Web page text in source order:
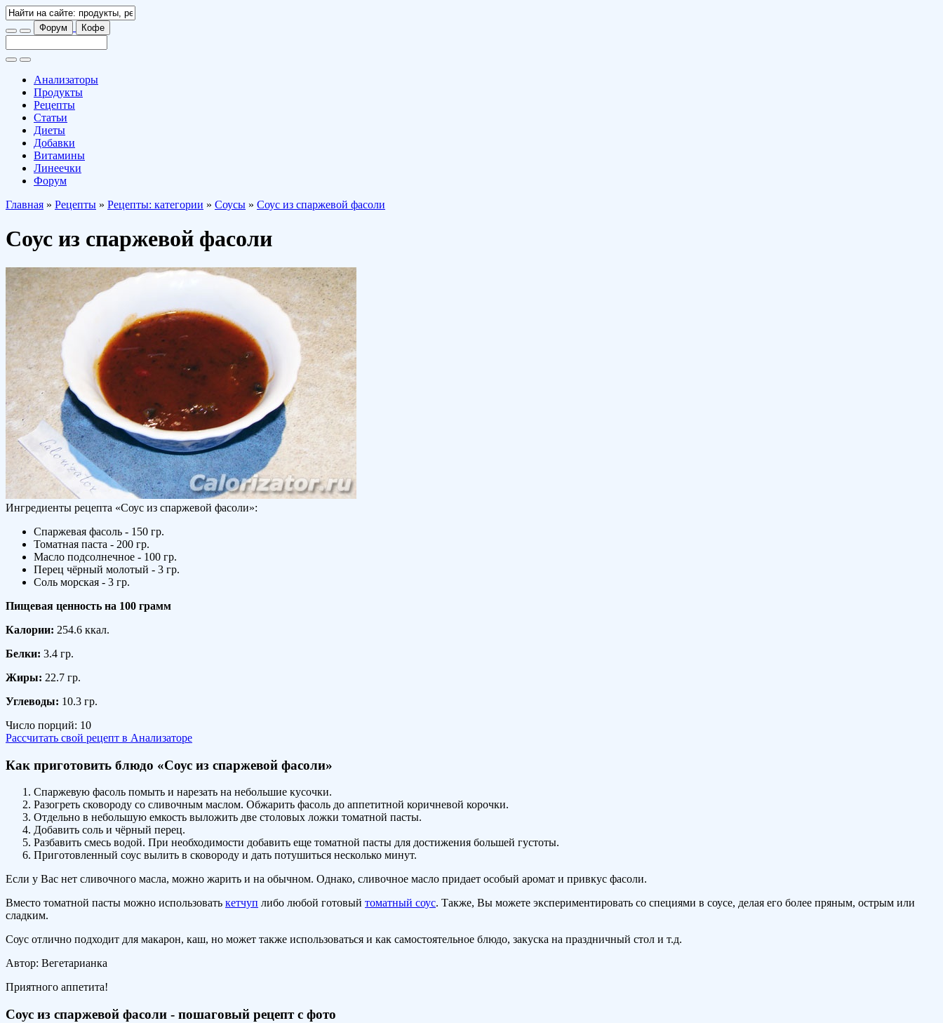
Форум Кофе
Анализаторы
Продукты
Рецепты
Статьи
Диеты
Добавки
Витамины
Линеечки
Форум
Главная » Рецепты » Рецепты: категории » Соусы » Соус из спаржевой фасоли
Соус из спаржевой фасоли
Ингредиенты рецепта «Соус из спаржевой фасоли»:
Спаржевая фасоль - 150 гр.
Томатная паста - 200 гр.
Масло подсолнечное - 100 гр.
Перец чёрный молотый - 3 гр.
Соль морская - 3 гр.
Пищевая ценность на 100 грамм
Калории: 254.6 ккал.
Белки: 3.4 гр.
Жиры: 22.7 гр.
Углеводы: 10.3 гр.
Число порций: 10
Рассчитать свой рецепт в Анализаторе
Как приготовить блюдо «Соус из спаржевой фасоли»
Спаржевую фасоль помыть и нарезать на небольшие кусочки.
Разогреть сковороду со сливочным маслом. Обжарить фасоль до аппетитной коричневой корочки.
Отдельно в небольшую емкость выложить две столовых ложки томатной пасты.
Добавить соль и чёрный перец.
Разбавить смесь водой. При необходимости добавить еще томатной пасты для достижения большей густоты.
Приготовленный соус вылить в сковороду и дать потушиться несколько минут.
Если у Вас нет сливочного масла, можно жарить и на обычном. Однако, сливочное масло придает особый аромат и привкус фасоли.
Вместо томатной пасты можно использовать кетчуп либо любой готовый томатный соус. Также, Вы можете экспериментировать со специями в соусе, делая его более пряным, острым или
сладким.
Соус отлично подходит для макарон, каш, но может также использоваться и как самостоятельное блюдо, закуска на праздничный стол и т.д.
Автор: Вегетарианка
Приятного аппетита!
Соус из спаржевой фасоли - пошаговый рецепт с фото